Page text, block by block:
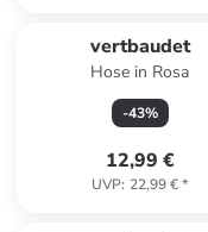
vertbaudet
Hose in Rosa
-43%
12,99 €
UVP: 22,99 €*